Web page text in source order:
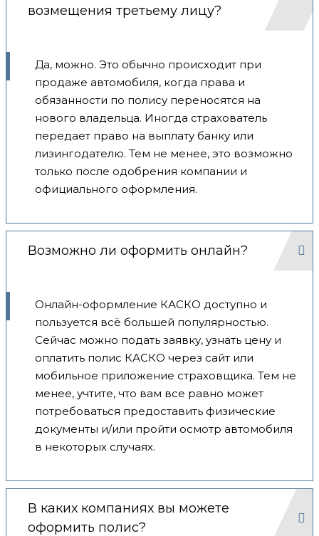
возмещения третьему лицу?
Да, можно. Это обычно происходит при
продаже автомобиля, когда права и
обязанности по полису переносятся на
нового владельца. Иногда страхователь
передает право на выплату банку или
лизингодателю. Тем не менее, это возможно
только после одобрения компании и
официального оформления.
Возможно ли оформить онлайн?
Онлайн-оформление КАСКО доступно и
пользуется всё большей популярностью.
Сейчас можно подать заявку, узнать цену и
оплатить полис КАСКО через сайт или
мобильное приложение страховщика. Тем не
менее, учтите, что вам все равно может
потребоваться предоставить физические
документы и/или пройти осмотр автомобиля
в некоторых случаях.
В каких компаниях вы можете
оформить полис?